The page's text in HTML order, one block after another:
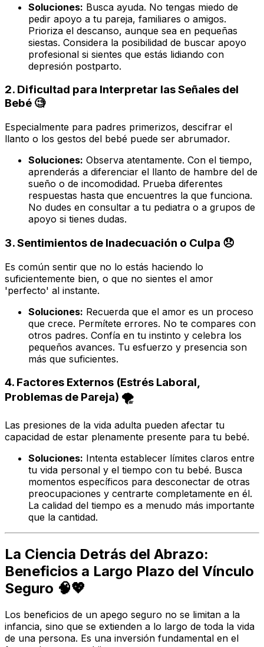
Soluciones: Busca ayuda. No tengas miedo de
pedir apoyo a tu pareja, familiares o amigos.
Prioriza el descanso, aunque sea en pequeñas
siestas. Considera la posibilidad de buscar apoyo
profesional si sientes que estás lidiando con
depresión postparto.
2. Dificultad para Interpretar las Señales del
Bebé 🧐
Especialmente para padres primerizos, descifrar el
llanto o los gestos del bebé puede ser abrumador.
Soluciones: Observa atentamente. Con el tiempo,
aprenderás a diferenciar el llanto de hambre del de
sueño o de incomodidad. Prueba diferentes
respuestas hasta que encuentres la que funciona.
No dudes en consultar a tu pediatra o a grupos de
apoyo si tienes dudas.
3. Sentimientos de Inadecuación o Culpa 😞
Es común sentir que no lo estás haciendo lo
suficientemente bien, o que no sientes el amor
'perfecto' al instante.
Soluciones: Recuerda que el amor es un proceso
que crece. Permítete errores. No te compares con
otros padres. Confía en tu instinto y celebra los
pequeños avances. Tu esfuerzo y presencia son
más que suficientes.
4. Factores Externos (Estrés Laboral,
Problemas de Pareja) 🌪️
Las presiones de la vida adulta pueden afectar tu
capacidad de estar plenamente presente para tu bebé.
Soluciones: Intenta establecer límites claros entre
tu vida personal y el tiempo con tu bebé. Busca
momentos específicos para desconectar de otras
preocupaciones y centrarte completamente en él.
La calidad del tiempo es a menudo más importante
que la cantidad.
La Ciencia Detrás del Abrazo:
Beneficios a Largo Plazo del Vínculo
Seguro 🧠💖
Los beneficios de un apego seguro no se limitan a la
infancia, sino que se extienden a lo largo de toda la vida
de una persona. Es una inversión fundamental en el